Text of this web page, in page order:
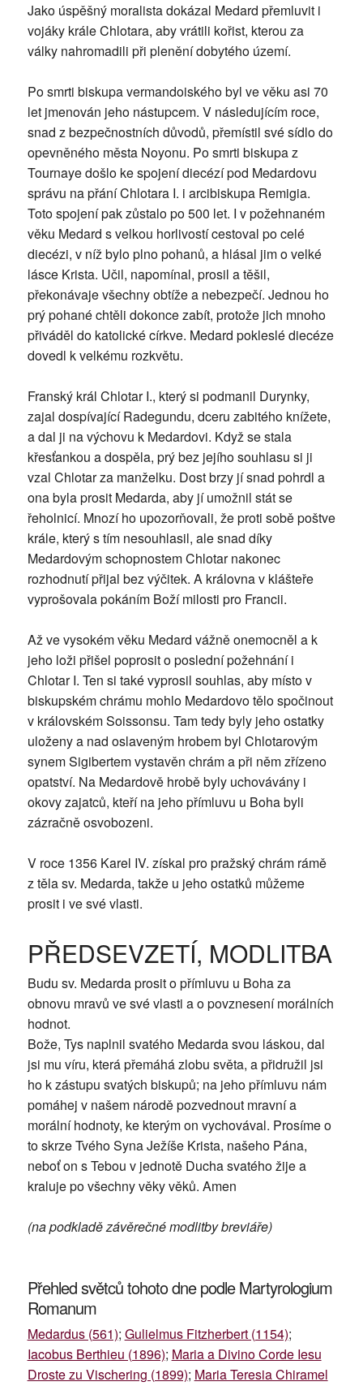
Jako úspěšný moralista dokázal Medard přemluvit i
vojáky krále Chlotara, aby vrátili kořist, kterou za
války nahromadili při plenění dobytého území.
Po smrti biskupa vermandoiského byl ve věku asi 70
let jmenován jeho nástupcem. V následujícím roce,
snad z bezpečnostních důvodů, přemístil své sídlo do
opevněného města Noyonu. Po smrti biskupa z
Tournaye došlo ke spojení diecézí pod Medardovu
správu na přání Chlotara I. i arcibiskupa Remigia.
Toto spojení pak zůstalo po 500 let. I v požehnaném
věku Medard s velkou horlivostí cestoval po celé
diecézi, v níž bylo plno pohanů, a hlásal jim o velké
lásce Krista. Učil, napomínal, prosil a těšil,
překonávaje všechny obtíže a nebezpečí. Jednou ho
prý pohané chtěli dokonce zabít, protože jich mnoho
přiváděl do katolické církve. Medard pokleslé diecéze
dovedl k velkému rozkvětu.
Franský král Chlotar I., který si podmanil Durynky,
zajal dospívající Radegundu, dceru zabitého knížete,
a dal ji na výchovu k Medardovi. Když se stala
křesťankou a dospěla, prý bez jejího souhlasu si ji
vzal Chlotar za manželku. Dost brzy jí snad pohrdl a
ona byla prosit Medarda, aby jí umožnil stát se
řeholnicí. Mnozí ho upozorňovali, že proti sobě poštve
krále, který s tím nesouhlasil, ale snad díky
Medardovým schopnostem Chlotar nakonec
rozhodnutí přijal bez výčitek. A královna v klášteře
vyprošovala pokáním Boží milosti pro Francii.
Až ve vysokém věku Medard vážně onemocněl a k
jeho loži přišel poprosit o poslední požehnání i
Chlotar I. Ten si také vyprosil souhlas, aby místo v
biskupském chrámu mohlo Medardovo tělo spočinout
v královském Soissonsu. Tam tedy byly jeho ostatky
uloženy a nad oslaveným hrobem byl Chlotarovým
synem Sigibertem vystavěn chrám a při něm zřízeno
opatství. Na Medardově hrobě byly uchovávány i
okovy zajatců, kteří na jeho přímluvu u Boha byli
zázračně osvobozeni.
V roce 1356 Karel IV. získal pro pražský chrám rámě
z těla sv. Medarda, takže u jeho ostatků můžeme
prosit i ve své vlasti.
PŘEDSEVZETÍ, MODLITBA
Budu sv. Medarda prosit o přímluvu u Boha za
obnovu mravů ve své vlasti a o povznesení morálních
hodnot.
Bože, Tys naplnil svatého Medarda svou láskou, dal
jsi mu víru, která přemáhá zlobu světa, a přidružil jsi
ho k zástupu svatých biskupů; na jeho přímluvu nám
pomáhej v našem národě pozvednout mravní a
morální hodnoty, ke kterým on vychovával. Prosíme o
to skrze Tvého Syna Ježíše Krista, našeho Pána,
neboť on s Tebou v jednotě Ducha svatého žije a
kraluje po všechny věky věků. Amen
(na podkladě závěrečné modlitby breviáře)
Přehled světců tohoto dne podle Martyrologium
Romanum
Medardus (561); Gulielmus Fitzherbert (1154);
Iacobus Berthieu (1896); Maria a Divino Corde Iesu
Droste zu Vischering (1899); Maria Teresia Chiramel